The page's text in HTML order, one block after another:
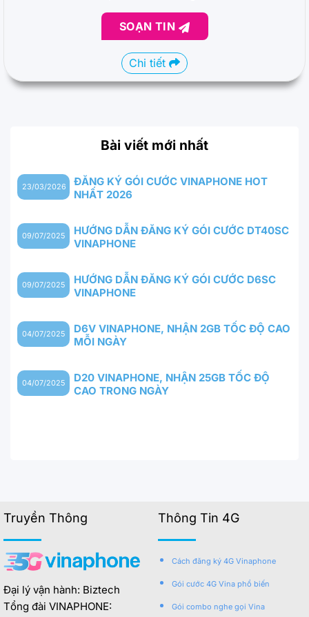
SOẠN TIN
Chi tiết
Bài viết mới nhất
ĐĂNG KÝ GÓI CƯỚC VINAPHONE HOT
NHẤT 2026
23/03/2026
HƯỚNG DẪN ĐĂNG KÝ GÓI CƯỚC DT40SC
VINAPHONE
09/07/2025
HƯỚNG DẪN ĐĂNG KÝ GÓI CƯỚC D6SC
VINAPHONE
09/07/2025
D6V VINAPHONE, NHẬN 2GB TỐC ĐỘ CAO
MỖI NGÀY
04/07/2025
D20 VINAPHONE, NHẬN 25GB TỐC ĐỘ
CAO TRONG NGÀY
04/07/2025
Truyền Thông
Đại lý vận hành: Biztech
Tổng đài VINAPHONE:
Thông Tin 4G
Cách đăng ký 4G Vinaphone
Gói cước 4G Vina phổ biến
Gói combo nghe gọi Vina